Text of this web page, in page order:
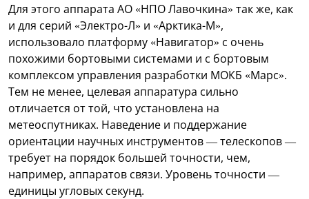
Для этого аппарата АО «НПО Лавочкина» так же, как
и для серий «Электро-Л» и «Арктика-М»,
использовало платформу «Навигатор» с очень
похожими бортовыми системами и с бортовым
комплексом управления разработки МОКБ «Марс».
Тем не менее, целевая аппаратура сильно
отличается от той, что установлена на
метеоспутниках. Наведение и поддержание
ориентации научных инструментов — телескопов —
требует на порядок большей точности, чем,
например, аппаратов связи. Уровень точности —
единицы угловых секунд.